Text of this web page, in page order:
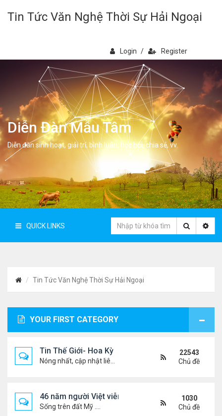
Tin Tức Văn Nghệ Thời Sự Hải Ngoại
Login / Register
Diễn Đàn Mẫu Tâm
Diễn đàn sinh hoạt, giải trí, bình luân, học hỏi, chia sẻ, vv.
QUICK LINKS
Tin Tức Văn Nghệ Thời Sự Hải Ngoại
YOUR FIRST CATEGORY
Tin Thế Giới- Hoa Kỳ
22543
Chủ đề
46 năm người Việt viễn xứ
Sống trên đất Mỹ ....
1030
Chủ đề